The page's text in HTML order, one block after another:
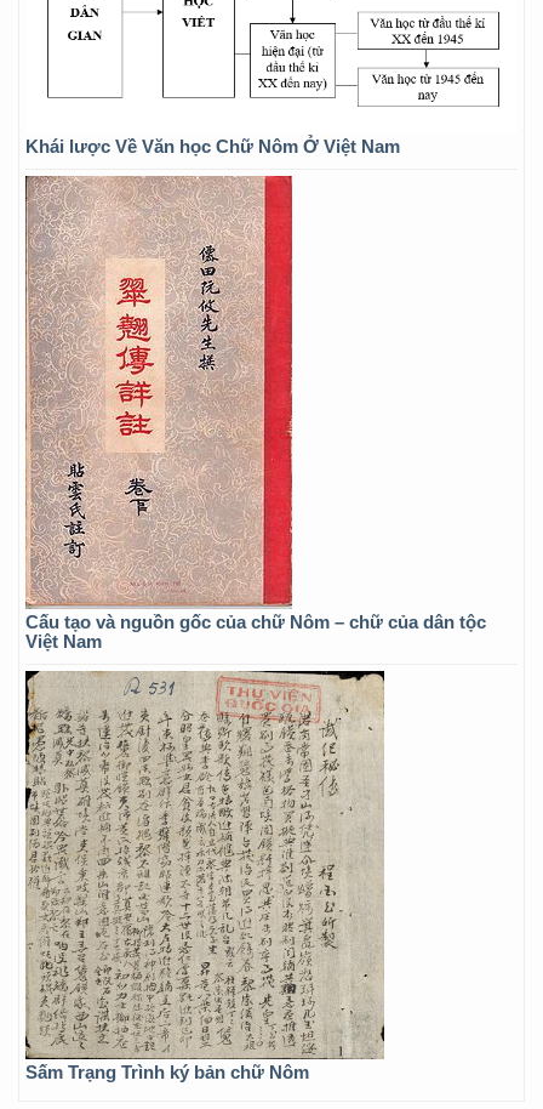
Khái lược Về Văn học Chữ Nôm Ở Việt Nam
Cấu tạo và nguồn gốc của chữ Nôm – chữ của dân tộc
Việt Nam
Sấm Trạng Trình ký bản chữ Nôm